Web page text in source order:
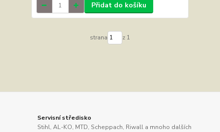
Přidat do košíku
strana z 1
Servisní středisko
Stihl, AL-KO, MTD, Scheppach, Riwall a mnoho dalších